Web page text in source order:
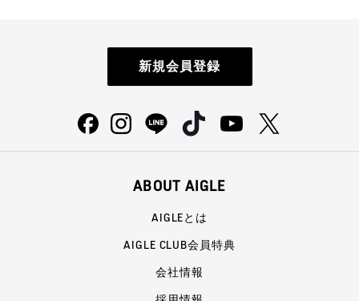
新規会員登録
ABOUT AIGLE
AIGLEとは
AIGLE CLUB会員特典
会社情報